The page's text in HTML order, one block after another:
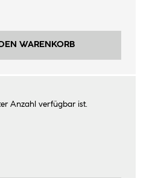
DEN WARENKORB
Anzahl verfügbar ist.